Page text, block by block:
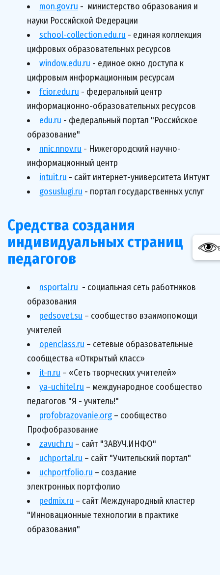
mon.gov.ru -  министерство образования и
науки Российской Федерации
school-collection.edu.ru - единая коллекция
цифровых образовательных ресурсов
window.edu.ru - единое окно доступа к
цифровым информационным ресурсам
fcior.edu.ru - федеральный центр
информационно-образовательных ресурсов
edu.ru - федеральный портал "Российское
образование"
nnic.nnov.ru - Нижегородский научно-
информационный центр
intuit.ru - сайт интернет-университета Интуит
gosuslugi.ru - портал государственных услуг
Средства создания
индивидуальных страниц
педагогов
nsportal.ru - социальная сеть работников
образования
pedsovet.su – сообщество взаимопомощи
учителей
openclass.ru – сетевые образовательные
сообщества «Открытый класс»
it-n.ru – «Сеть творческих учителей»
ya-uchitel.ru – международное сообщество
педагогов "Я - учитель!"
profobrazovanie.org – сообщество
Профобразование
zavuch.ru – сайт "ЗАВУЧ.ИНФО"
uchportal.ru – сайт "Учительский портал"
uchportfolio.ru – создание
электронных портфолио
pedmix.ru – сайт Международный кластер
"Инновационные технологии в практике
образования"